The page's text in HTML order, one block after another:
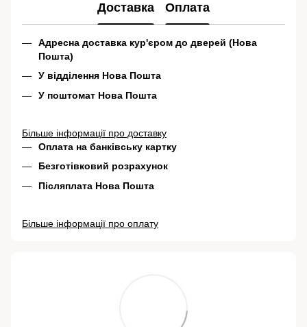
Доставка Оплата
Адресна доставка кур'єром до дверей (Нова
Пошта)
У відділення Нова Пошта
У поштомат Нова Пошта
Більше інформації про доставку
Оплата на банківську картку
Безготівковий розрахунок
Післяплата Нова Пошта
Більше інформації про оплату